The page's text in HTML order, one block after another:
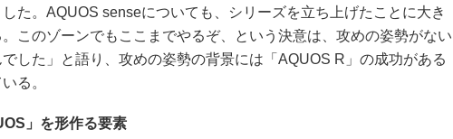
た。AQUOS senseについても、シリーズを立ち上げたことに大き
このゾーンでもここまでやるぞ、という決意は、攻めの姿勢がない
した」と語り、攻めの姿勢の背景には「AQUOS R」の成功がある
る。
」を形作る要素